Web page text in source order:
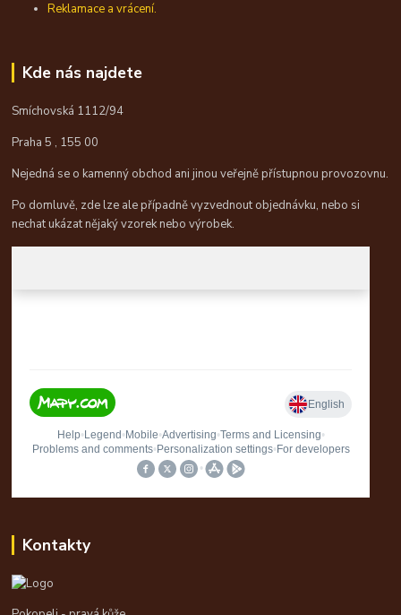
Reklamace a vrácení.
Kde nás najdete
Smíchovská 1112/94
Praha 5 , 155 00
Nejedná se o kamenný obchod ani jinou veřejně přístupnou provozovnu.
Po domluvě, zde lze ale případně vyzvednout objednávku, nebo si
nechat ukázat nějaký vzorek nebo výrobek.
Kontakty